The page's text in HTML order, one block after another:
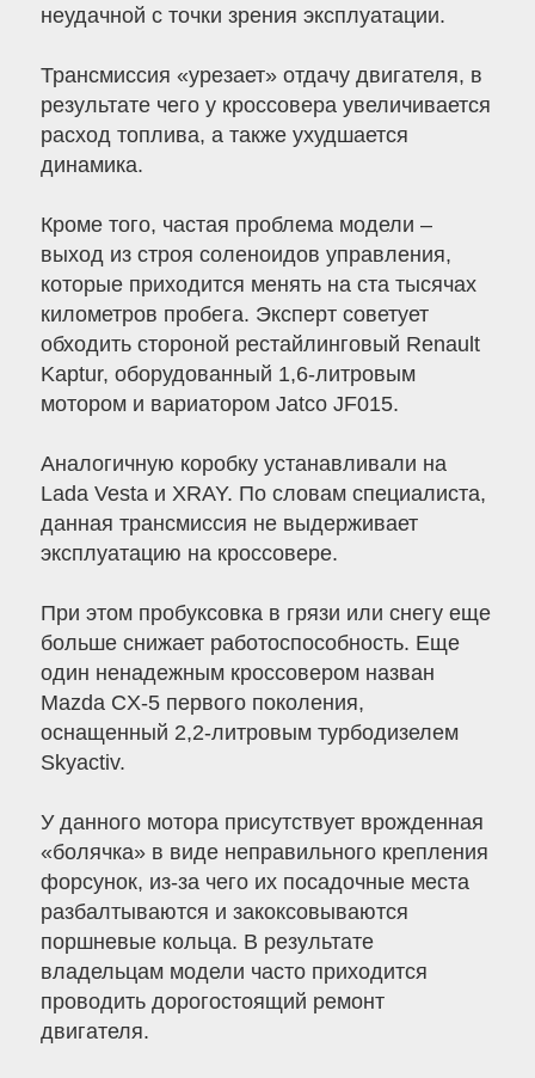
неудачной с точки зрения эксплуатации.
Трансмиссия «урезает» отдачу двигателя, в
результате чего у кроссовера увеличивается
расход топлива, а также ухудшается
динамика.
Кроме того, частая проблема модели –
выход из строя соленоидов управления,
которые приходится менять на ста тысячах
километров пробега. Эксперт советует
обходить стороной рестайлинговый Renault
Kaptur, оборудованный 1,6-литровым
мотором и вариатором Jatco JF015.
Аналогичную коробку устанавливали на
Lada Vesta и XRAY. По словам специалиста,
данная трансмиссия не выдерживает
эксплуатацию на кроссовере.
При этом пробуксовка в грязи или снегу еще
больше снижает работоспособность. Еще
один ненадежным кроссовером назван
Mazda CX-5 первого поколения,
оснащенный 2,2-литровым турбодизелем
Skyactiv.
У данного мотора присутствует врожденная
«болячка» в виде неправильного крепления
форсунок, из-за чего их посадочные места
разбалтываются и закоксовываются
поршневые кольца. В результате
владельцам модели часто приходится
проводить дорогостоящий ремонт
двигателя.